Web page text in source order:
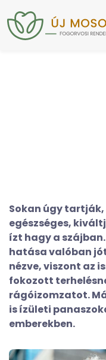
Sokan úgy
egészséges,
ízt hagy a
hatása valóban
nézve, viszont az
fokozott
rágóizomzatot.
is ízületi
emberekben.